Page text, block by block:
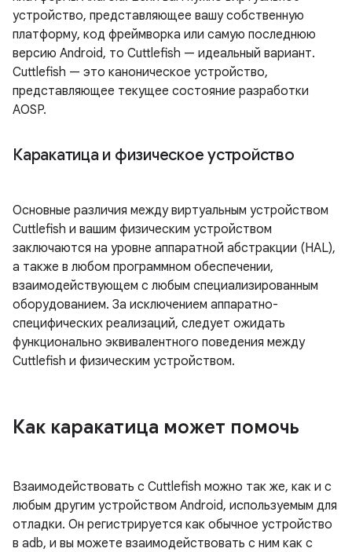
устройство, представляющее вашу собственную
платформу, код фреймворка или самую последнюю
версию Android, то Cuttlefish — идеальный вариант.
Cuttlefish — это каноническое устройство,
представляющее текущее состояние разработки
AOSP.
Каракатица и физическое устройство
Основные различия между виртуальным устройством
Cuttlefish и вашим физическим устройством
заключаются на уровне аппаратной абстракции (HAL),
а также в любом программном обеспечении,
взаимодействующем с любым специализированным
оборудованием. За исключением аппаратно-
специфических реализаций, следует ожидать
функционально эквивалентного поведения между
Cuttlefish и физическим устройством.
Как каракатица может помочь
Взаимодействовать с Cuttlefish можно так же, как и с
любым другим устройством Android, используемым для
отладки. Он регистрируется как обычное устройство
в adb, и вы можете взаимодействовать с ним как с